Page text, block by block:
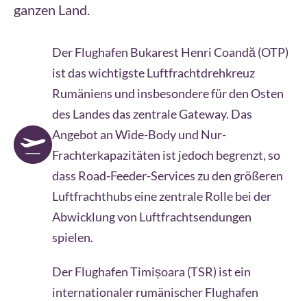
ganzen Land.
Der Flughafen Bukarest Henri Coandă (OTP)
ist das wichtigste Luftfrachtdrehkreuz
Rumäniens und insbesondere für den Osten
des Landes das zentrale Gateway. Das
Angebot an Wide-Body und Nur-
Frachterkapazitäten ist jedoch begrenzt, so
dass Road-Feeder-Services zu den größeren
Luftfrachthubs eine zentrale Rolle bei der
Abwicklung von Luftfrachtsendungen
spielen.
Der Flughafen Timișoara (TSR) ist ein
internationaler rumänischer Flughafen